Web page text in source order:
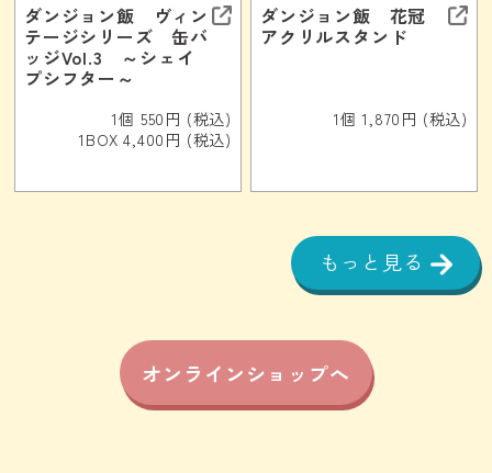
ダンジョン飯 ヴィン
テージシリーズ 缶バ
ッジVol.3 ～シェイ
プシフター～
1個 550円 (税込)
1BOX 4,400円 (税込)
ダンジョン飯 花冠
アクリルスタンド
1個 1,870円 (税込)
もっと見る
オンラインショップへ